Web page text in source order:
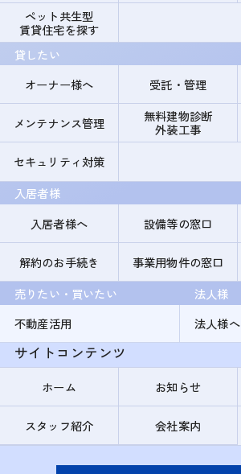
ペット共生型
賃貸住宅を探す
貸したい
オーナー様へ
受託・管理
メンテナンス管理
無料建物診断
外装工事
セキュリティ対策
入居者様
入居者様へ
設備等の窓口
解約のお手続き
事業用物件の窓口
売りたい・買いたい
不動産活用
法人様
法人様へ
サイトコンテンツ
ホーム お知らせ
スタッフ紹介 会社案内